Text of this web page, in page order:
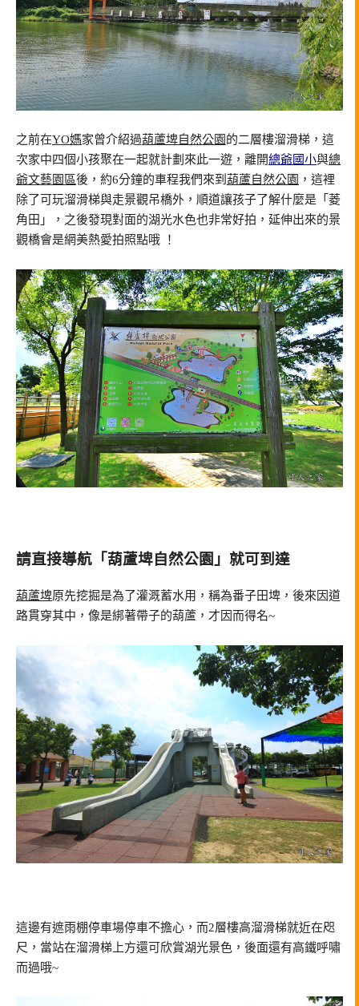
之前在YO媽家曾介紹過葫蘆埤自然公園 的二層樓溜滑梯，這
次家中四個小孩聚在一起就計劃來此一遊，離開總爺國小與總
爺文藝園區後，約6分鐘的車程我們來到 葫蘆自然公園 ，這裡
除了可玩溜滑梯與走景觀吊橋外，順道讓孩子了解什麼是「菱
角田」，之後發現對面的湖光水色也非常好拍，延伸出來的景
觀橋會是網美熱愛拍照點哦 ！
請直接導航「葫蘆埤自然公園」就可到達
葫蘆埤原先挖掘是為了灌溉蓄水用，稱為番子田埤，後來因道
路貫穿其中，像是綁著帶子的葫蘆，才因而得名~
這邊有遮雨棚停車場停車不擔心，而2層樓高溜滑梯就近在咫
尺，當站在溜滑梯上方還可欣賞湖光景色，後面還有高鐵呼嘯
而過哦~